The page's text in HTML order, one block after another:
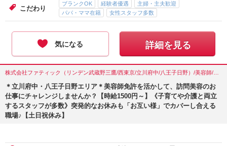
こだわり
ブランクOK 経験者優遇
主婦・主夫歓迎
パパ・ママ在籍
女性スタッフ多数
気になる 詳細を見る
＊立川府中・八王子日野エリア＊美容師免許を活かして、訪問美容のお
仕事にチャレンジしませんか？【時給1500円～】《子育てや介護と両立
するスタッフが多数》突発的なお休みも「お互い様」でカバーし合える
職場♪【土日祝休み】